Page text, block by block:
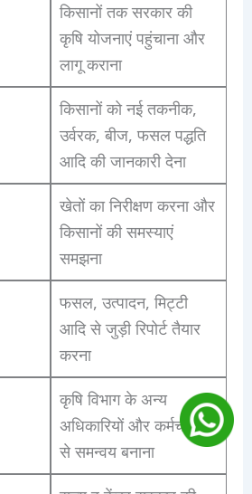
किसानों तक सरकार की
कृषि योजनाएं पहुंचाना और
लागू कराना
किसानों को नई तकनीक,
उर्वरक, बीज, फसल पद्धति
आदि की जानकारी देना
खेतों का निरीक्षण करना और
किसानों की समस्याएं
समझना
फसल, उत्पादन, मिट्टी
आदि से जुड़ी रिपोर्ट तैयार
करना
कृषि विभाग के अन्य
अधिकारियों और कर्मचारियों
से समन्वय बनाना